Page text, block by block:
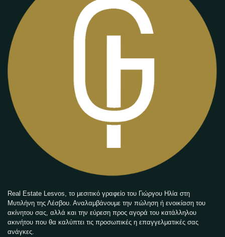
Real Estate Lesvos, το μεσιτικό γραφείο του Γιώργου Ηλία στη
Μυτιλήνη της Λέσβου. Αναλαμβάνουμε την πώληση ή ενοικίαση του
ακίνητου σας, αλλά και την εύρεση προς αγορά του κατάλληλου
ακινήτου που θα καλύπτει τις προσωπικές η επαγγελματικές σας
ανάγκες.